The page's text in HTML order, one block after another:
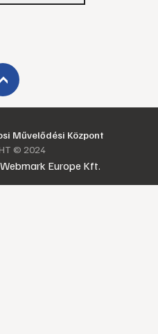
Művelődési Központ
© 2024
Webmark Europe Kft.